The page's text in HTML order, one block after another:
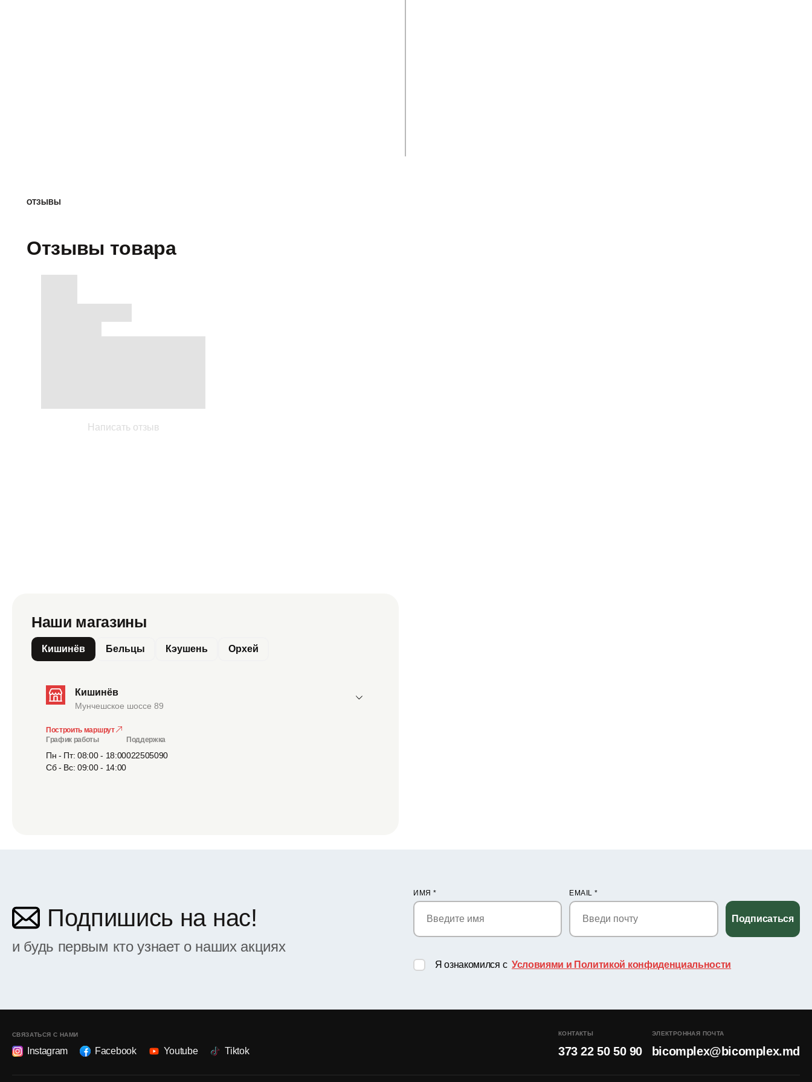
ОТЗЫВЫ
Отзывы товара
Написать отзыв
Наши магазины
Кишинёв Бельцы Кэушень Орхей
Кишинёв
Мунчешское шоссе 89
Построить маршрут
График работы
Пн - Пт: 08:00 - 18:00
Сб - Вс: 09:00 - 14:00
Поддержка
022505090
Подпишись на нас!
и будь первым кто узнает о наших акциях
ИМЯ * EMAIL*
Подписаться
Я ознакомился с Условиями и Политикой конфиденциальности
СВЯЗАТЬСЯ С НАМИ
Instagram Facebook Youtube Tiktok
КОНТАКТЫ
373 22 50 50 90
ЭЛЕКТРОННАЯ ПОЧТА
bicomplex@bicomplex.md